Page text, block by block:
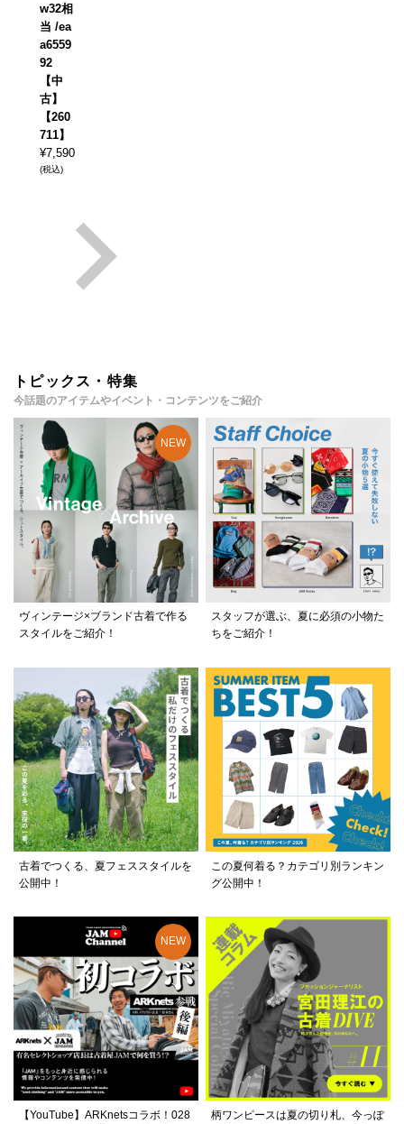
w32相
当 /ea
a6559
92
【中
古】
【260
711】
¥7,590
(税込)
トピックス・特集
今話題のアイテムやイベント・コンテンツをご紹介
ヴィンテージ×ブランド古着で作る
スタイルをご紹介！
スタッフが選ぶ、夏に必須の小物た
ちをご紹介！
古着でつくる、夏フェススタイルを
公開中！
この夏何着る？カテゴリ別ランキン
グ公開中！
【YouTube】ARKnetsコラボ！028
柄ワンピースは夏の切り札、今っぽ